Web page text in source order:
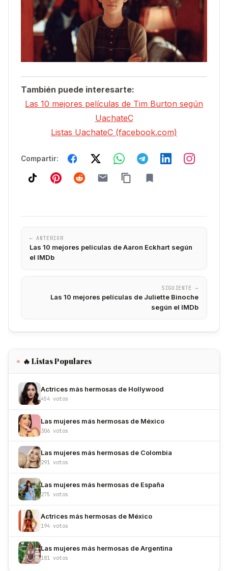
También puede interesarte:
Las 10 mejores películas de Tim Burton según
UachateC
Listas UachateC (facebook.com)
Compartir:
← ANTERIOR
Las 10 mejores películas de Aaron Eckhart según
el IMDb
SIGUIENTE →
Las 10 mejores películas de Juliette Binoche
según el IMDb
🔥 Listas Populares
Actrices más hermosas de Hollywood
454 votos
Las mujeres más hermosas de México
306 votos
Las mujeres más hermosas de Colombia
291 votos
Las mujeres más hermosas de España
275 votos
Actrices más hermosas de México
194 votos
Las mujeres más hermosas de Argentina
181 votos